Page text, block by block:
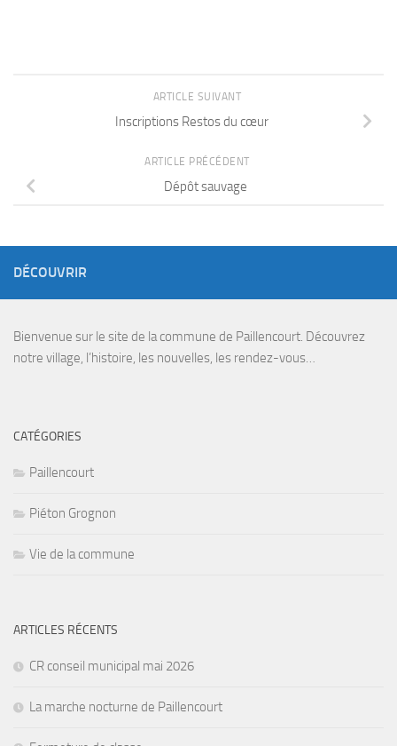
ARTICLE SUIVANT
Inscriptions Restos du cœur
ARTICLE PRÉCÉDENT
Dépôt sauvage
DÉCOUVRIR
Bienvenue sur le site de la commune de Paillencourt. Découvrez
notre village, l’histoire, les nouvelles, les rendez-vous…
CATÉGORIES
Paillencourt
Piéton Grognon
Vie de la commune
ARTICLES RÉCENTS
CR conseil municipal mai 2026
La marche nocturne de Paillencourt